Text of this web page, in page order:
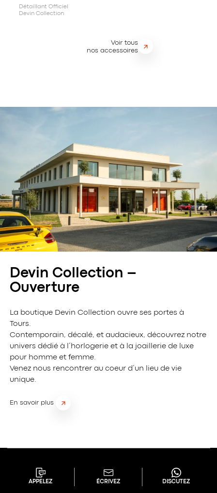
Détaillant Officiel
Devin Collection
Voir tous
nos accessoires
Devin Collection –
Ouverture
La boutique Devin Collection ouvre ses portes à
Tours.
Contemporain, décalé, et audacieux, découvrez notre
univers dédié à l’horlogerie et à la joaillerie de luxe
pour homme et femme.
Venez nous rencontrer au coeur d’un lieu de vie
unique.
En savoir plus
APPELEZ ÉCRIVEZ DISCUTEZ